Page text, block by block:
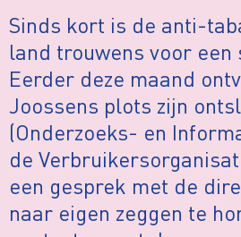
Sinds kort is de anti-
land trouwens voor een
Eerder deze maand
Joossens plots zijn
(Onderzoeks- en
de
een gesprek met de
naar eigen zeggen te